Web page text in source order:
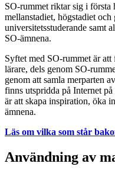
SO-rummet riktar sig i första
mellanstadiet, högstadiet
universitetsstuderande samt
SO-ämnena.
Syftet med SO-rummet är
lärare, dels genom SO-
genom att samla merparten
finns utspridda på Internet
är att skapa inspiration, öka
ämnena.
Läs om vilka som står
Användning av